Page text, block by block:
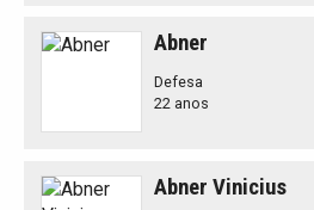
Abner
Defesa
22 anos
Abner Vinicius